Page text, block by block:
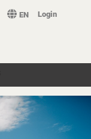
EN Login